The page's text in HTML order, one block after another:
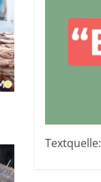
Textquelle: